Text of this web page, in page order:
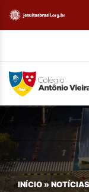
INÍCIO» NOTÍCIAS